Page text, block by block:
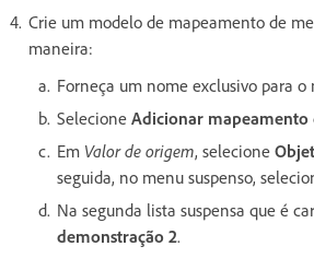
Crie um modelo de mapeamento de
maneira:
Forneça um nome exclusivo para o
Selecione Adicionar mapeamento
Em Valor de origem, selecione
seguida, no menu suspenso,
Na segunda lista suspensa que é
demonstração 2.